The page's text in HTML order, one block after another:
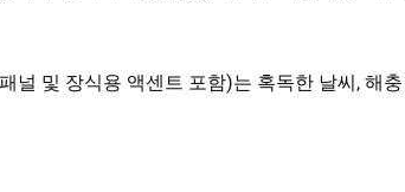
및 장식용 액센트 포함)는 혹독한 날씨, 해